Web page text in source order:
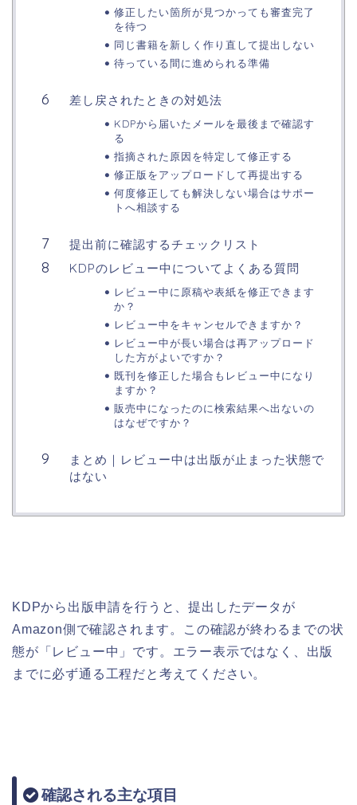
修正したい箇所が見つかっても審査完了
を待つ
同じ書籍を新しく作り直して提出しない
待っている間に進められる準備
差し戻されたときの対処法
KDPから届いたメールを最後まで確認す
る
指摘された原因を特定して修正する
修正版をアップロードして再提出する
何度修正しても解決しない場合はサポー
トへ相談する
提出前に確認するチェックリスト
KDPのレビュー中についてよくある質問
レビュー中に原稿や表紙を修正できます
か？
レビュー中をキャンセルできますか？
レビュー中が長い場合は再アップロード
した方がよいですか？
既刊を修正した場合もレビュー中になり
ますか？
販売中になったのに検索結果へ出ないの
はなぜですか？
まとめ｜レビュー中は出版が止まった状態で
はない
KDPから出版申請を行うと、提出したデータが
Amazon側で確認されます。この確認が終わるまでの状
態が「レビュー中」です。エラー表示ではなく、出版
までに必ず通る工程だと考えてください。
確認される主な項目